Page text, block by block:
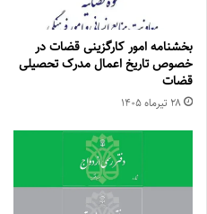
بخشنامه امور کارگزینی قضات در
خصوص تاریخ اعمال مدرک تحصیلی
قضات
۲۸ تیر‌ماه ۱۴۰۵